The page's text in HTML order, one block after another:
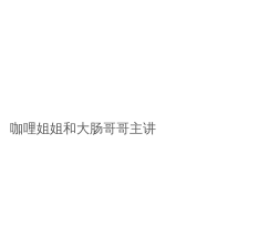
咖哩姐姐和大肠哥哥主讲